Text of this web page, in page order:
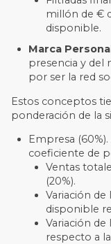
millón de €
disponible.
Marca
presencia y del
por ser la red
Estos conceptos
ponderación de la
Empresa
coeficiente de
Ventas
(20%).
Variación
disponible
Variación
respecto a